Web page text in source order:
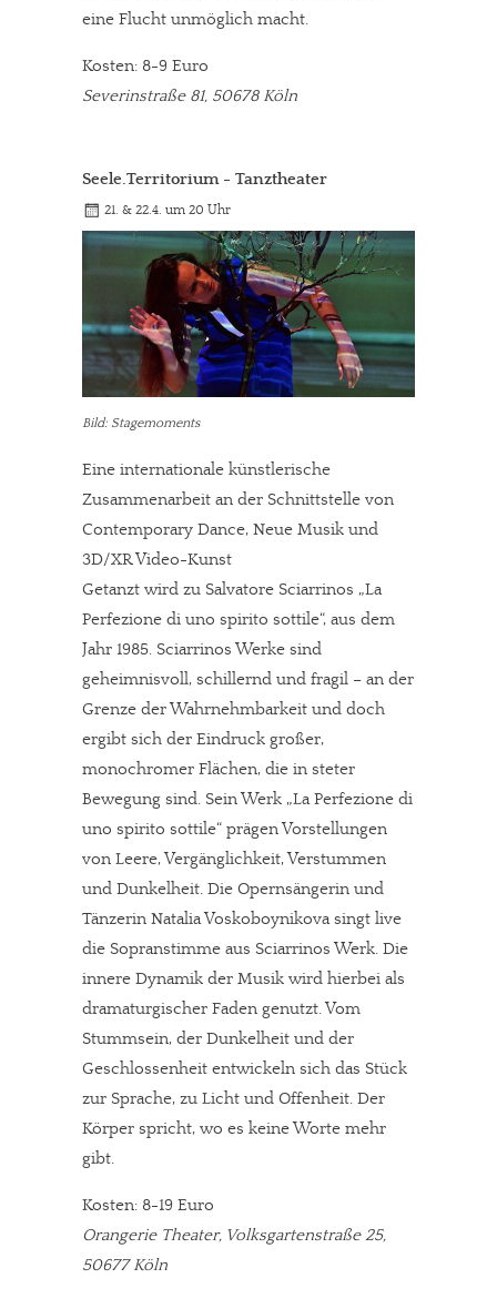
eine Flucht unmöglich macht.
Kosten: 8-9 Euro
Severinstraße 81, 50678 Köln
Seele.Territorium - Tanztheater
21. & 22.4. um 20 Uhr
Bild: Stagemoments
Eine internationale künstlerische
Zusammenarbeit an der Schnittstelle von
Contemporary Dance, Neue Musik und
3D/XR Video-Kunst
Getanzt wird zu Salvatore Sciarrinos „La
Perfezione di uno spirito sottile“, aus dem
Jahr 1985. Sciarrinos Werke sind
geheimnisvoll, schillernd und fragil – an der
Grenze der Wahrnehmbarkeit und doch
ergibt sich der Eindruck großer,
monochromer Flächen, die in steter
Bewegung sind. Sein Werk „La Perfezione di
uno spirito sottile“ prägen Vorstellungen
von Leere, Vergänglichkeit, Verstummen
und Dunkelheit. Die Opernsängerin und
Tänzerin Natalia Voskoboynikova singt live
die Sopranstimme aus Sciarrinos Werk. Die
innere Dynamik der Musik wird hierbei als
dramaturgischer Faden genutzt. Vom
Stummsein, der Dunkelheit und der
Geschlossenheit entwickeln sich das Stück
zur Sprache, zu Licht und Offenheit. Der
Körper spricht, wo es keine Worte mehr
gibt.
Kosten: 8-19 Euro
Orangerie Theater, Volksgartenstraße 25,
50677 Köln